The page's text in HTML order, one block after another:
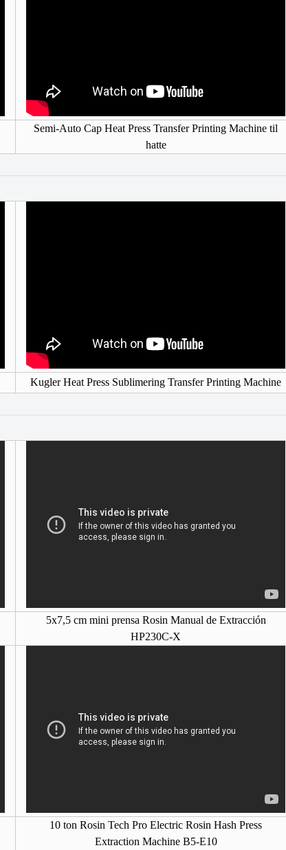
Semi-Auto Cap Heat Press Transfer Printing Machine til
hatte
Kugler Heat Press Sublimering Transfer Printing Machine
5x7,5 cm mini prensa Rosin Manual de Extracción
HP230C-X
10 ton Rosin Tech Pro Electric Rosin Hash Press
Extraction Machine B5-E10